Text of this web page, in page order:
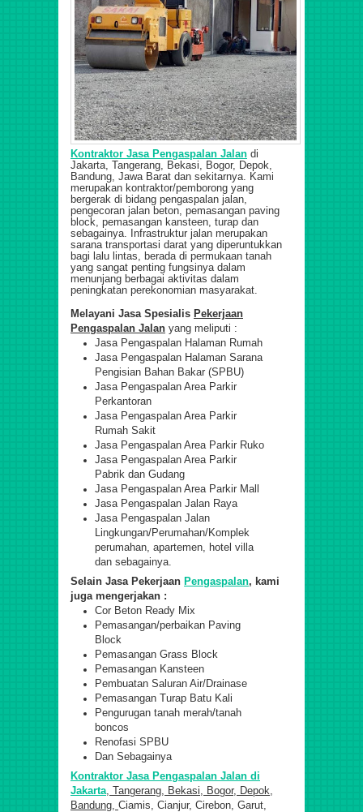
Kontraktor Jasa Pengaspalan Jalan di
Jakarta, Tangerang, Bekasi, Bogor, Depok,
Bandung, Jawa Barat dan sekitarnya. Kami
merupakan kontraktor/pemborong yang
bergerak di bidang pengaspalan jalan,
pengecoran jalan beton, pemasangan paving
block, pemasangan kansteen, turap dan
sebagainya. Infrastruktur jalan merupakan
sarana transportasi darat yang diperuntukkan
bagi lalu lintas, berada di permukaan tanah
yang sangat penting fungsinya dalam
menunjang berbagai aktivitas dalam
peningkatan perekonomian masyarakat.
Melayani Jasa Spesialis Pekerjaan
Pengaspalan Jalan yang meliputi :
Jasa Pengaspalan Halaman Rumah
Jasa Pengaspalan Halaman Sarana
Pengisian Bahan Bakar (SPBU)
Jasa Pengaspalan Area Parkir
Perkantoran
Jasa Pengaspalan Area Parkir
Rumah Sakit
Jasa Pengaspalan Area Parkir Ruko
Jasa Pengaspalan Area Parkir
Pabrik dan Gudang
Jasa Pengaspalan Area Parkir Mall
Jasa Pengaspalan Jalan Raya
Jasa Pengaspalan Jalan
Lingkungan/Perumahan/Komplek
perumahan, apartemen, hotel villa
dan sebagainya.
Selain Jasa Pekerjaan Pengaspalan, kami
juga mengerjakan :
Cor Beton Ready Mix
Pemasangan/perbaikan Paving
Block
Pemasangan Grass Block
Pemasangan Kansteen
Pembuatan Saluran Air/Drainase
Pemasangan Turap Batu Kali
Pengurugan tanah merah/tanah
boncos
Renofasi SPBU
Dan Sebagainya
Kontraktor Jasa Pengaspalan Jalan di
Jakarta , Tangerang, Bekasi, Bogor, Depok,
Bandung, Ciamis, Cianjur, Cirebon, Garut,